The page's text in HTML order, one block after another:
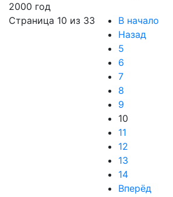
2000 год
Страница 10 из 33
В начало
Назад
5
6
7
8
9
10
11
12
13
14
Вперёд